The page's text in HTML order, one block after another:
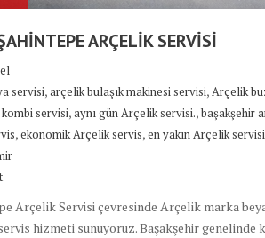
ARÇELİK SERVİSİ
servisi,arçelik bulaşık makinesi servisi,Arçelik
servisi,aynı gün Arçelik servisi.,başakşehir
,ekonomik Arçelik servis,en yakın Arçelik servisi
Arçelik Servisi çevresinde Arçelik marka
hizmeti sunuyoruz. Başakşehir